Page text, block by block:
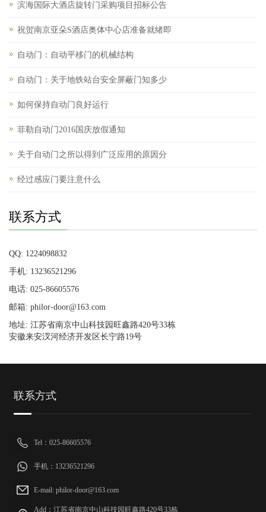
滨海国际大酒店旋转门采购项目招标公告
祝贺南京亚朵S酒店奥体中心店准备就绪即
自动门：自动平移门的机械结构
自动门：关于地铁站台安全屏蔽门知多少
如何保持自动门良好运行
菲勒自动门2016国庆放假通知
关于自动门之所以得到广泛应用的原因分
经过感应门要注意什么
联系方式
QQ: 1224098832
手机: 13236521296
电话: 025-86605576
邮箱: philor-door@163.com
地址: 江苏省南京中山科技园旺鑫路420号33栋
安徽来安汊河经济开发区长宁路19号
联系方式
Tel：025-86605576
手机：13236521296
E-mail: philor-door@163.com
Add：江苏省南京中山科技园旺鑫路420号33栋